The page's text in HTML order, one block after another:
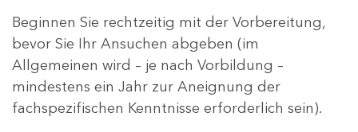
Beginnen Sie rechtzeitig mit der Vorbereitung,
bevor Sie Ihr Ansuchen abgeben (im
Allgemeinen wird – je nach Vorbildung –
mindestens ein Jahr zur Aneignung der
fachspezifischen Kenntnisse erforderlich sein).